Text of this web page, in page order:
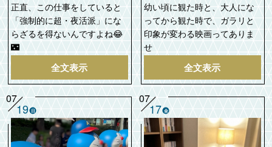
正直、この仕事をしていると
「強制的に超・夜活派」にな
らざるを得ないんですよね😂
🌃
全文表示
幼い頃に観た時と、大人にな
ってから観た時で、ガラリと
印象が変わる映画ってありま
せ
全文表示
07
19 日
07
17 金